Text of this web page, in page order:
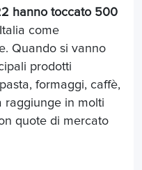
hanno toccato 500
come
Quando si vanno
prodotti
formaggi, caffè,
raggiunge in molti
quote di mercato